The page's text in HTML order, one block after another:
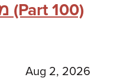
מלחמת חרבות ברזל (Part 100)
Aug 2, 2026